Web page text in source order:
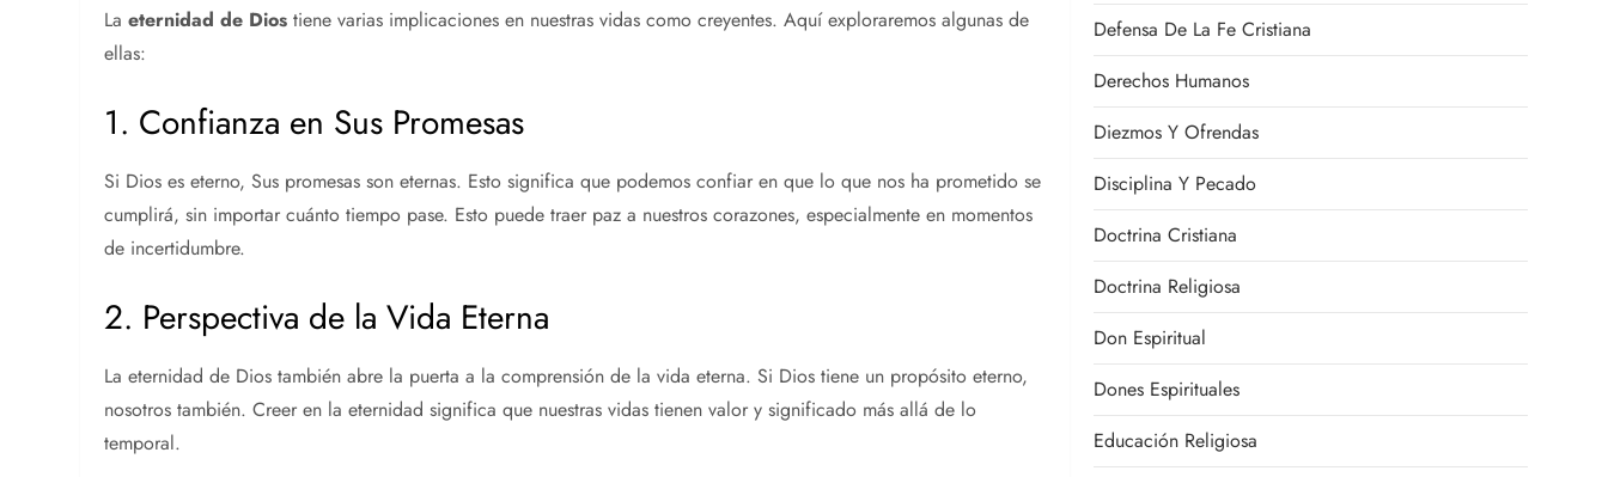
Laeternidad de Dios tiene varias implicaciones en nuestras vidas como creyentes. Aquí exploraremos algunas de
ellas:
1. Confianza en Sus Promesas
Si Dios es eterno, Sus promesas son eternas. Esto significa que podemos confiar en que lo que nos ha prometido se
cumplirá, sin importar cuánto tiempo pase. Esto puede traer paz a nuestros corazones, especialmente en momentos
de incertidumbre.
2. Perspectiva de la Vida Eterna
La eternidad de Dios también abre la puerta a la comprensión de la vida eterna. Si Dios tiene un propósito eterno,
nosotros también. Creer en la eternidad significa que nuestras vidas tienen valor y significado más allá de lo
temporal.
Defensa De La Fe Cristiana
Derechos Humanos
Diezmos Y Ofrendas
Disciplina Y Pecado
Doctrina Cristiana
Doctrina Religiosa
Don Espiritual
Dones Espirituales
Educación Religiosa